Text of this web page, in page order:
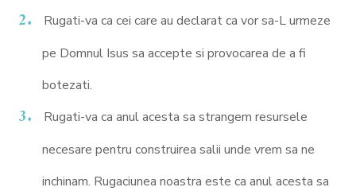
Rugati-va ca cei care au declarat ca vor sa-L urmeze
pe Domnul Isus sa accepte si provocarea de a fi
botezati.
Rugati-va ca anul acesta sa strangem resursele
necesare pentru construirea salii unde vrem sa ne
inchinam. Rugaciunea noastra este ca anul acesta sa